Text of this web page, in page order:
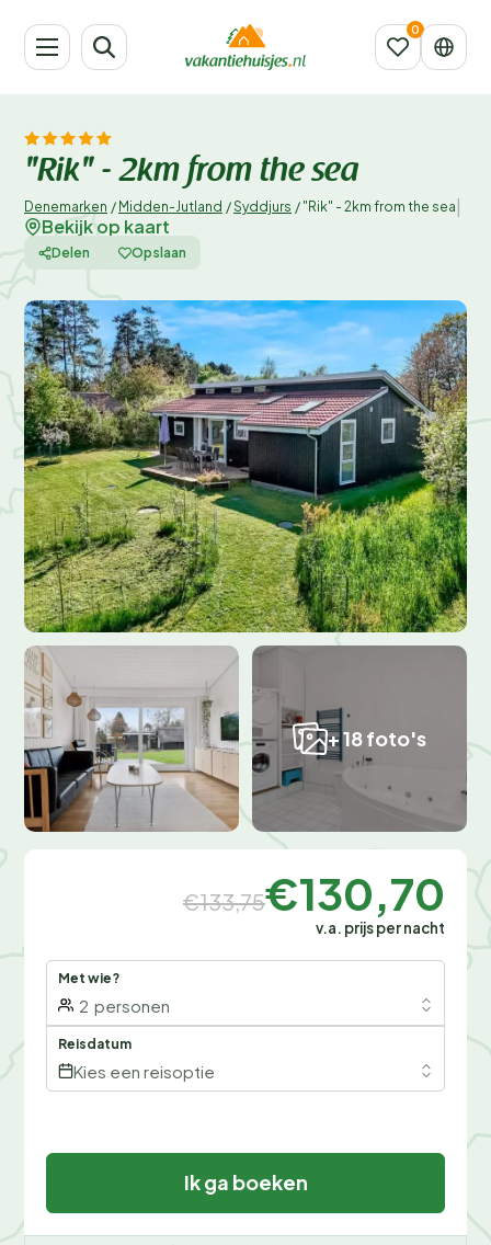
"Rik" - 2km from the sea
Denemarken / Midden-Jutland /Syddjurs / "Rik" - 2km from the sea
Bekijk op kaart
Delen Opslaan
+ 18 foto's
€133,75€130,70
v.a. prijs per nacht
Met wie?
2 personen
Reisdatum
Kies een reisoptie
Ik ga boeken